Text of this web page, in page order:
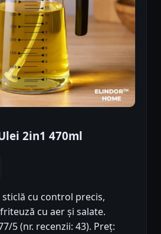
2in1 470ml
cu control precis,
cu aer și salate.
5 (nr. recenzii: 43). Preț: